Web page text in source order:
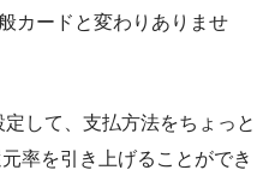
カードと変わりありませ
して、支払方法をちょっと
率を引き上げることができ